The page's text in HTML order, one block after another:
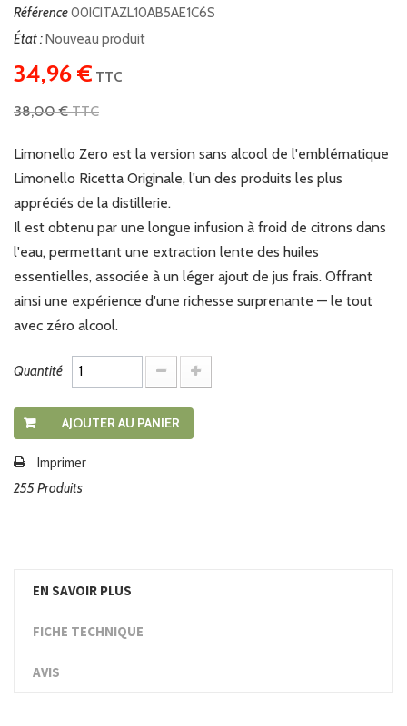
Référence00ICITAZL10AB5AE1C6S
État :Nouveau produit
34,96 € TTC
38,00 €TTC
Limonello Zero est la version sans alcool de l'emblématique
Limonello Ricetta Originale, l'un des produits les plus
appréciés de la distillerie.
Il est obtenu par une longue infusion à froid de citrons dans
l'eau, permettant une extraction lente des huiles
essentielles, associée à un léger ajout de jus frais. Offrant
ainsi une expérience d'une richesse surprenante — le tout
avec zéro alcool.
Quantité
AJOUTER AU PANIER
Imprimer
255Produits
EN SAVOIR PLUS
FICHE TECHNIQUE
AVIS